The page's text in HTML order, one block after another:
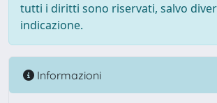
tutti i diritti sono riservati, salvo
indicazione.
Informazioni